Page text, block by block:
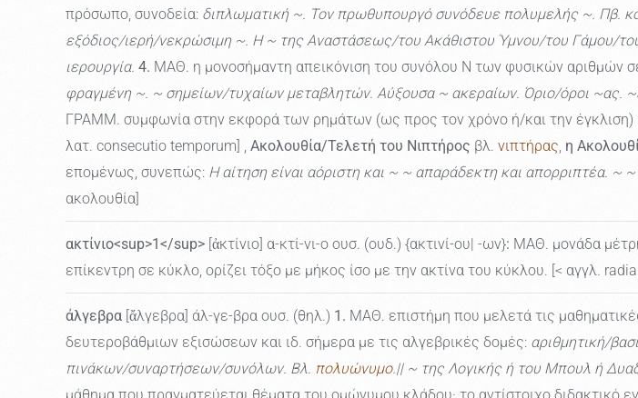
πρόσωπο, συνοδεία: διπλωματική ~. Τον πρωθυπουργό συνόδευε πολυμελής ~. Πβ.
εξόδιος/ιερή/νεκρώσιμη ~. Η ~ της Αναστάσεως/του Ακάθιστου Ύμνου/του Γάμου/
ιερουργία. 4. ΜΑΘ. η μονοσήμαντη απεικόνιση του συνόλου Ν των φυσικών αριθμών
φραγμένη ~. ~ σημείων/τυχαίων μεταβλητών. Αύξουσα ~ ακεραίων. Όριο/όροι ~ας.
ΓΡΑΜΜ. συμφωνία στην εκφορά των ρημάτων (ως προς τον χρόνο ή/και την έγκλιση)
λατ. consecutio temporum] , Ακολουθία/Τελετή του Νιπτήρος βλ. νιπτήρας, η
επομένως, συνεπώς: Η αίτηση είναι αόριστη και ~ ~ απαράδεκτη και απορριπτέα.
ακολουθία]
ακτίνιο<sup>1</sup> [ἀκτίνιο] α-κτί-νι-ο ουσ. (ουδ.) {ακτινί-ου| -ων}: ΜΑΘ. μονάδα
επίκεντρη σε κύκλο, ορίζει τόξο με μήκος ίσο με την ακτίνα του κύκλου. [< αγγλ.
άλγεβρα [ἄλγεβρα] άλ-γε-βρα ουσ. (θηλ.) 1. ΜΑΘ. επιστήμη που μελετά τις
δευτεροβάθμιων εξισώσεων και ιδ. σήμερα με τις αλγεβρικές δομές: αριθμητική/
πινάκων/συναρτήσεων/συνόλων. Βλ. πολυώνυμο.|| ~ της Λογικής ή του Μπουλ ή